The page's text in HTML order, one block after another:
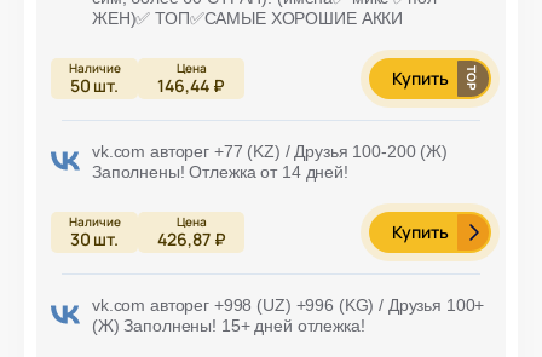
ЖЕН)✅ ТОП✅САМЫЕ ХОРОШИЕ АККИ
50 шт. 146,44 ₽ Купить
vk.com авторег +77 (KZ) / Друзья 100-200 (Ж)
Заполнены! Отлежка от 14 дней!
30 шт. 426,87 ₽ Купить
vk.com авторег +998 (UZ) +996 (KG) / Друзья 100+
(Ж) Заполнены! 15+ дней отлежка!